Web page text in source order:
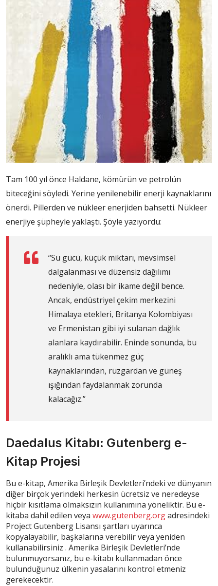
Tam 100 yıl önce Haldane, kömürün ve petrolün
biteceğini söyledi. Yerine yenilenebilir enerji kaynaklarını
önerdi. Pillerden ve nükleer enerjiden bahsetti. Nükleer
enerjiye şüpheyle yaklaştı. Şöyle yazıyordu:
“Su gücü, küçük miktarı, mevsimsel
dalgalanması ve düzensiz dağılımı
nedeniyle, olası bir ikame değil bence.
Ancak, endüstriyel çekim merkezini
Himalaya etekleri, Britanya Kolombiyası
ve Ermenistan gibi iyi sulanan dağlık
alanlara kaydırabilir. Eninde sonunda, bu
aralıklı ama tükenmez güç
kaynaklarından, rüzgardan ve güneş
ışığından faydalanmak zorunda
kalacağız.”
Daedalus Kitabı: Gutenberg e-
Kitap Projesi
Bu e-kitap, Amerika Birleşik Devletleri’ndeki ve dünyanın
diğer birçok yerindeki herkesin ücretsiz ve neredeyse
hiçbir kısıtlama olmaksızın kullanımına yöneliktir. Bu e-
kitaba dahil edilen veya www.gutenberg.orgadresindeki
Project Gutenberg Lisansı şartları uyarınca
kopyalayabilir, başkalarına verebilir veya yeniden
kullanabilirsiniz . Amerika Birleşik Devletleri’nde
bulunmuyorsanız, bu e-kitabı kullanmadan önce
bulunduğunuz ülkenin yasalarını kontrol etmeniz
gerekecektir.